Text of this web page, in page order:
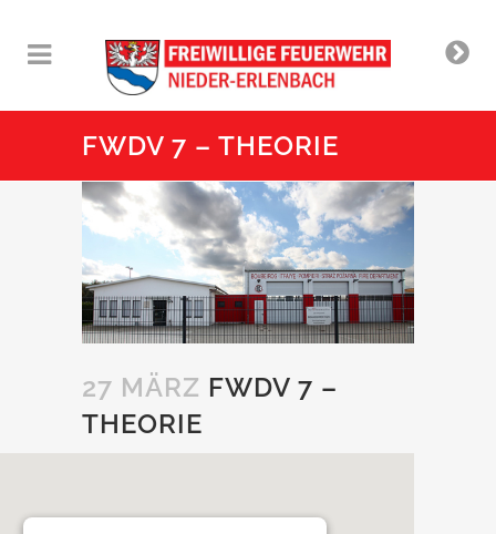
FWDV 7 – THEORIE
27 MÄRZ FWDV 7 –
THEORIE